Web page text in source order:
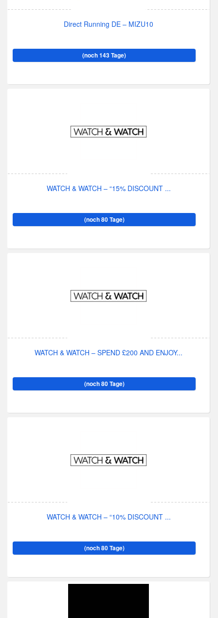
Direct Running DE – MIZU10
(noch 143 Tage)
WATCH & WATCH – “15% DISCOUNT ...
(noch 80 Tage)
WATCH & WATCH – SPEND £200 AND ENJOY...
(noch 80 Tage)
WATCH & WATCH – “10% DISCOUNT ...
(noch 80 Tage)